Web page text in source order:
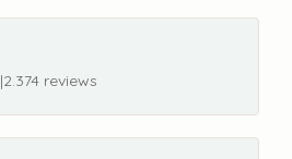
|2.374 reviews